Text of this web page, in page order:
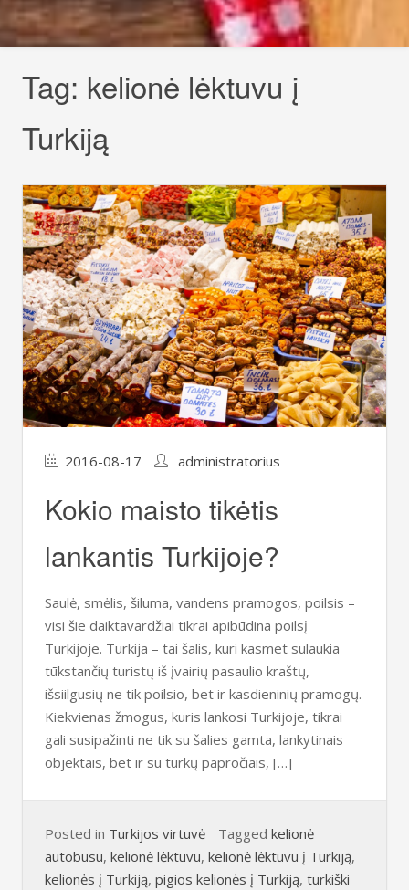
Tag: kelionė lėktuvu į
Turkiją
2016-08-17 administratorius
Kokio maisto tikėtis
lankantis Turkijoje?
Saulė, smėlis, šiluma, vandens pramogos, poilsis –
visi šie daiktavardžiai tikrai apibūdina poilsį
Turkijoje. Turkija – tai šalis, kuri kasmet sulaukia
tūkstančių turistų iš įvairių pasaulio kraštų,
išsiilgusių ne tik poilsio, bet ir kasdieninių pramogų.
Kiekvienas žmogus, kuris lankosi Turkijoje, tikrai
gali susipažinti ne tik su šalies gamta, lankytinais
objektais, bet ir su turkų papročiais, […]
Posted in Turkijos virtuvė Tagged kelionė
autobusu, kelionė lėktuvu, kelionė lėktuvu į Turkiją,
kelionės į Turkiją, pigios kelionės į Turkiją, turkiški